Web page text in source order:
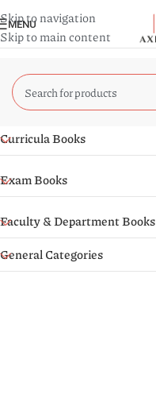
Skip to navigation
Skip to main content
MENU
Curricula Books
Exam Books
Faculty & Department Books
General Categories